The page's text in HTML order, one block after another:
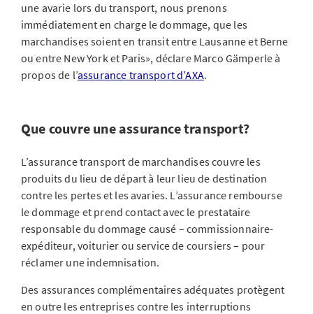
une avarie lors du transport, nous prenons
immédiatement en charge le dommage, que les
marchandises soient en transit entre Lausanne et Berne
ou entre New York et Paris», déclare Marco Gämperle à
propos de l’assurance transport d’AXA.
Que couvre une assurance transport?
L’assurance transport de marchandises couvre les
produits du lieu de départ à leur lieu de destination
contre les pertes et les avaries. L’assurance rembourse
le dommage et prend contact avec le prestataire
responsable du dommage causé – commissionnaire-
expéditeur, voiturier ou service de coursiers – pour
réclamer une indemnisation.
Des assurances complémentaires adéquates protègent
en outre les entreprises contre les interruptions